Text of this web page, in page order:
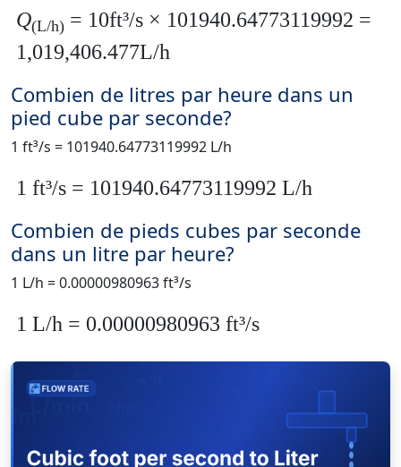
Q(L/h) = 10ft³/s × 101940.64773119992 =
1,019,406.477L/h
Combien de litres par heure dans un
pied cube par seconde?
1 ft³/s = 101940.64773119992 L/h
1 ft³/s = 101940.64773119992 L/h
Combien de pieds cubes par seconde
dans un litre par heure?
1 L/h = 0.00000980963 ft³/s
1 L/h = 0.00000980963 ft³/s